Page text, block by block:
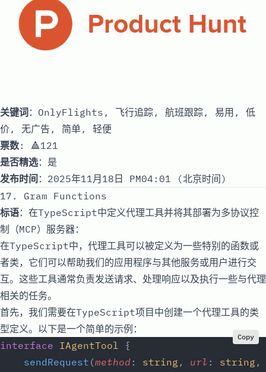
关键词 ：OnlyFlights, 飞行追踪, 航班跟踪, 易用, 低
价, 无广告, 简单, 轻便
票数: 🔺121
是否精选：是
发布时间 ：2025年11月18日 PM04:01 (北京时间)
17. Gram Functions
标语：在TypeScript中定义代理工具并将其部署为多协议控
制（MCP）服务器：
在TypeScript中，代理工具可以被定义为一些特别的函数或
者类，它们可以帮助我们的应用程序与其他服务或用户进行交
互。这些工具通常负责发送请求、处理响应以及执行一些与代理
相关的任务。
首先，我们需要在TypeScript项目中创建一个代理工具的类
型定义。以下是一个简单的示例：
interface IAgentTool {
    sendRequest
(method: string , url : string
Copy